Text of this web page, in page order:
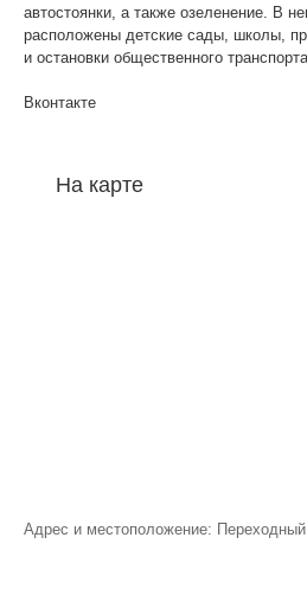
автостоянки, а также озеленение. В
расположены детские сады, школы,
и остановки общественного
Вконтакте
На карте
Адрес и местоположение: